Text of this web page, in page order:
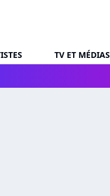
TV ET MÉDIAS